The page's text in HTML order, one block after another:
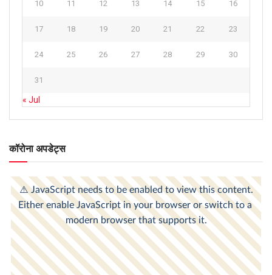
10 11 12 13 14 15 16
17 18 19 20 21 22 23
24 25 26 27 28 29 30
31
« Jul
कॉरोना अपडेट्स